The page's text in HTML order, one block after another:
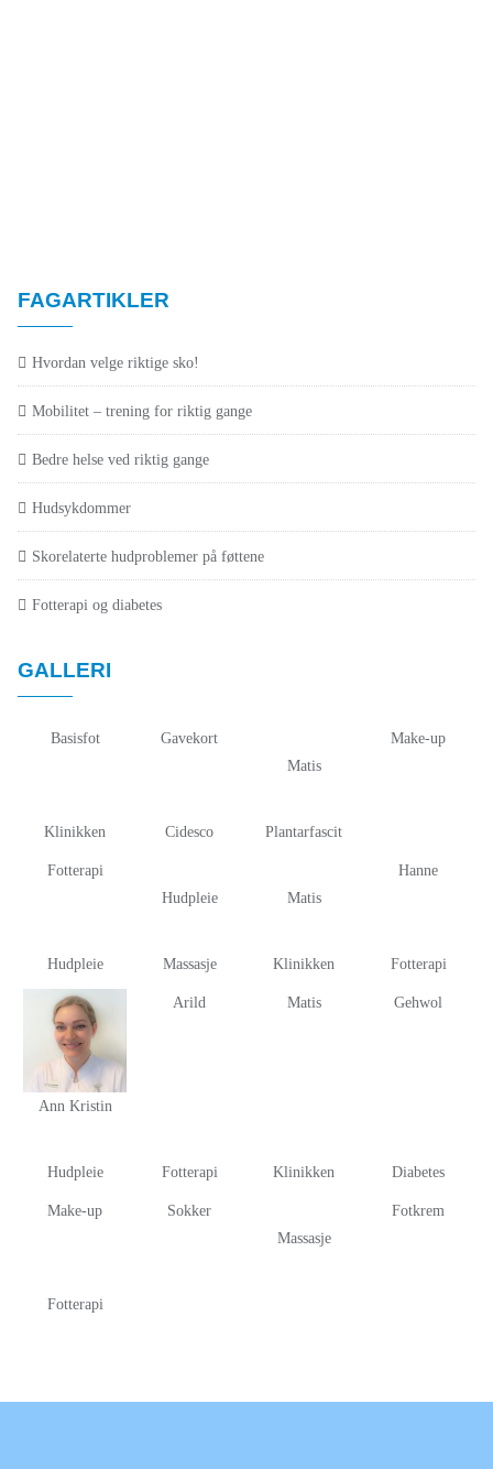
FAGARTIKLER
Hvordan velge riktige sko!
Mobilitet – trening for riktig gange
Bedre helse ved riktig gange
Hudsykdommer
Skorelaterte hudproblemer på føttene
Fotterapi og diabetes
GALLERI
Basisfot
Gavekort
Matis
Make-up
Klinikken Cidesco Plantarfascit
Fotterapi
Hudpleie
Matis
Hanne
Hudpleie Massasje Klinikken Fotterapi
Ann Kristin
Arild Matis Gehwol
Hudpleie Fotterapi Klinikken Diabetes
Make-up
Sokker
Massasje
Fotkrem
Fotterapi